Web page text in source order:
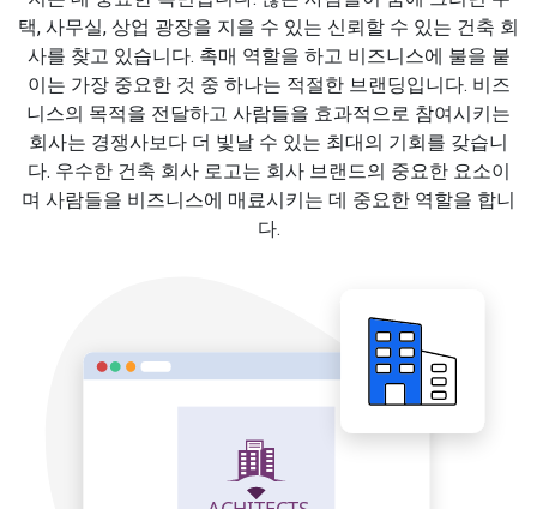
택, 사무실, 상업 광장을 지을 수 있는 신뢰할 수 있는 건축 회
사를 찾고 있습니다. 촉매 역할을 하고 비즈니스에 불을 붙
이는 가장 중요한 것 중 하나는 적절한 브랜딩입니다. 비즈
니스의 목적을 전달하고 사람들을 효과적으로 참여시키는
회사는 경쟁사보다 더 빛날 수 있는 최대의 기회를 갖습니
다. 우수한 건축 회사 로고는 회사 브랜드의 중요한 요소이
며 사람들을 비즈니스에 매료시키는 데 중요한 역할을 합니
다.